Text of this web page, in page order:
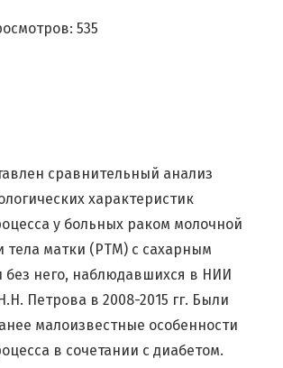
535
сравнительный анализ
характеристик
у больных раком молочной
матки (РТМ) с сахарным
без него, наблюдавшихся в НИИ
Петрова в 2008-2015 гг. Были
малоизвестные особенности
в сочетании с диабетом.